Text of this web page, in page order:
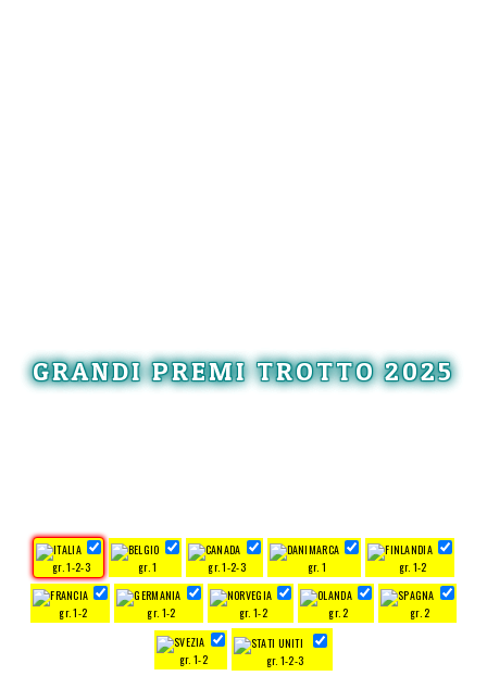
GRANDI PREMI TROTTO 2025
gr. 1-2-3 gr. 1 gr. 1-2-3 gr. 1 gr. 1-2
gr. 1-2 gr. 1-2 gr. 1-2 gr. 2 gr. 2
gr. 1-2 gr. 1-2-3